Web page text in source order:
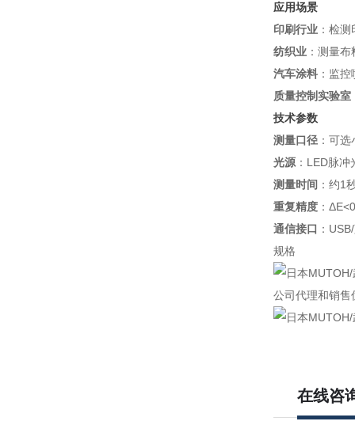
应用场景
印刷行业：检测
纺织业：测量布
汽车涂料：监控
质量控制实验室
技术参数
测量口径：可选
光源：LED脉冲
测量时间 ：约1
重复精度：
通信接口 ：
规格
公司代理和销售
在线咨